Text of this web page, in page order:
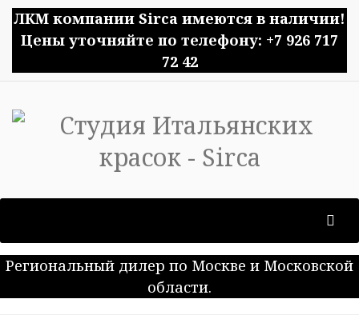
ЛКМ компании Sirca имеются в наличии!
Цены уточняйте по телефону: +7 926 717
72 42
Региональный дилер по Москве и Московской
области.